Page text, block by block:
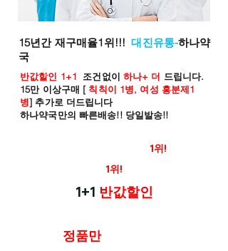
15년간 재구매율1위!!!대진유통-하나약
국
반값할인 1+1 조건없이 하나+ 더 드립니다.
15만 이상구매 [ 칙칙이 1병, 여성 흥분제1
병] 추가로 더드립니다
하나약국만의 빠른배송!! 당일발송!!
1위!
1위!
1+1 반값할인
정품만